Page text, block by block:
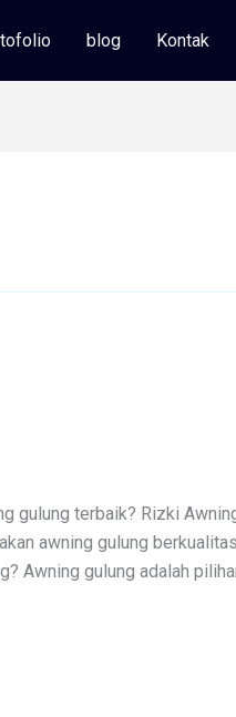
blog Kontak
gulung terbaik? Rizki
awning gulung berkualitas
Awning gulung adalah